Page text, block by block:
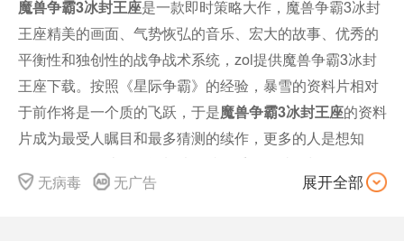
魔兽争霸3冰封王座是一款即时策略大作，魔兽争霸3冰封
王座精美的画面、气势恢弘的音乐、宏大的故事、优秀的
平衡性和独创性的战争战术系统，zol提供魔兽争霸3冰封
王座下载。按照《星际争霸》的经验，暴雪的资料片相对
于前作将是一个质的飞跃，于是魔兽争霸3冰封王座的资料
片成为最受人瞩目和最多猜测的续作，更多的人是想知
道，暴雪如何让他的资料片超越几乎已经站在颠峰的前
作。无病毒 无广告 展开全部